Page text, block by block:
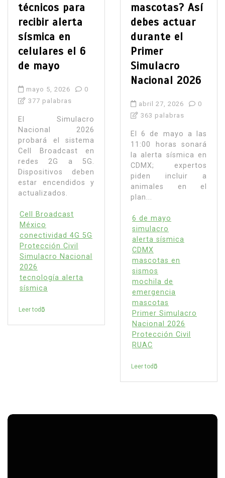
técnicos para
recibir alerta
sísmica en
celulares el 6
de mayo
mayo 5, 2026
0
377 palabras
El Simulacro
Nacional 2026
probará el sistema
Cell Broadcast en
redes 2G a 5G.
Dispositivos deben
estar encendidos y
actualizados.
Cell Broadcast
México
conectividad 4G 5G
Protección Civil
Simulacro Nacional
2026
tecnología alerta
sísmica
Leer todo
mascotas? Así
debes actuar
durante el
Primer
Simulacro
Nacional 2026
abril 27, 2026
0
363 palabras
El 6 de mayo a las
11:00 horas sonará
la alerta sísmica en
CDMX; expertos
piden incluir a
animales en el
plan...
6 de mayo
simulacro
alerta sísmica
CDMX
mascotas en
sismos
mochila de
emergencia
mascotas
Primer Simulacro
Nacional 2026
Protección Civil
RUAC
Leer todo